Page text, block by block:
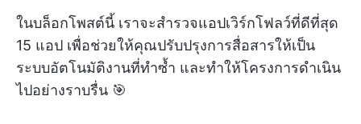
ในบล็อกโพสต์นี้ เราจะสำรวจแอปเวิร์กโฟลว์ที่ดีที่สุด
15 แอป เพื่อช่วยให้คุณปรับปรุงการสื่อสารให้เป็น
ระบบอัตโนมัติงานที่ทำซ้ำ และทำให้โครงการดำเนิน
ไปอย่างราบรื่น 🎯